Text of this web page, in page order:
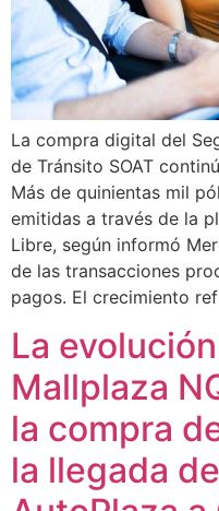
La compra digital del
de Tránsito SOAT
Más de quinientas mil
emitidas a través de la
Libre, según informó
de las transacciones
pagos. El crecimiento
La
Mallplaza
la compra
la llegada